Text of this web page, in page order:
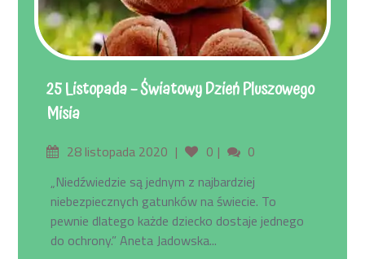
25 Listopada – Światowy Dzień Pluszowego
Misia
28 listopada 2020 0
0
„Niedźwiedzie są jednym z najbardziej
niebezpiecznych gatunków na świecie. To
pewnie dlatego każde dziecko dostaje jednego
do ochrony.” Aneta Jadowska...